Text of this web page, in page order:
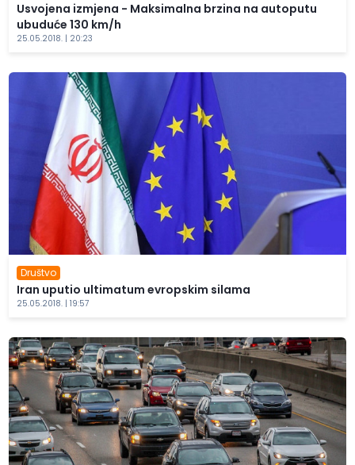
Usvojena izmjena - Maksimalna brzina na autoputu
ubuduće 130 km/h
25.05.2018. | 20:23
Društvo
Iran uputio ultimatum evropskim silama
25.05.2018. | 19:57